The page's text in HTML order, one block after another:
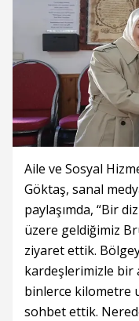
Aile ve Sosyal
Göktaş, sanal
paylaşımda, “Bir
üzere geldiğimiz
ziyaret ettik.
kardeşlerimizle bir
binlerce kilometre
sohbet ettik.